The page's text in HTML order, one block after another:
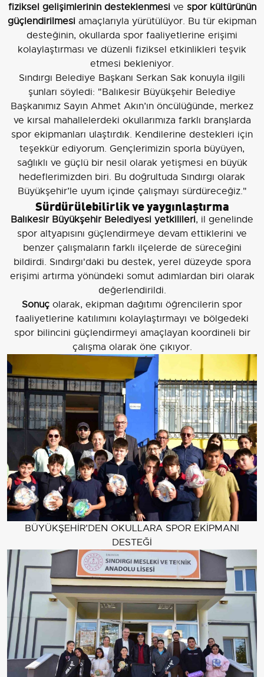
fiziksel gelişimlerinin desteklenmesive spor kültürünün
güçlendirilmesi amaçlarıyla yürütülüyor. Bu tür ekipman
desteğinin, okullarda spor faaliyetlerine erişimi
kolaylaştırması ve düzenli fiziksel etkinlikleri teşvik
etmesi bekleniyor.
Sındırgı Belediye Başkanı Serkan Sak konuyla ilgili
şunları söyledi: "Balıkesir Büyükşehir Belediye
Başkanımız Sayın Ahmet Akın’ın öncülüğünde, merkez
ve kırsal mahallelerdeki okullarımıza farklı branşlarda
spor ekipmanları ulaştırdık. Kendilerine destekleri için
teşekkür ediyorum. Gençlerimizin sporla büyüyen,
sağlıklı ve güçlü bir nesil olarak yetişmesi en büyük
hedeflerimizden biri. Bu doğrultuda Sındırgı olarak
Büyükşehir’le uyum içinde çalışmayı sürdüreceğiz."
Sürdürülebilirlik ve yaygınlaştırma
Balıkesir Büyükşehir Belediyesi yetkilileri, il genelinde
spor altyapısını güçlendirmeye devam ettiklerini ve
benzer çalışmaların farklı ilçelerde de süreceğini
bildirdi. Sındırgı'daki bu destek, yerel düzeyde spora
erişimi artırma yönündeki somut adımlardan biri olarak
değerlendirildi.
Sonuç olarak, ekipman dağıtımı öğrencilerin spor
faaliyetlerine katılımını kolaylaştırmayı ve bölgedeki
spor bilincini güçlendirmeyi amaçlayan koordineli bir
çalışma olarak öne çıkıyor.
BÜYÜKŞEHİR’DEN OKULLARA SPOR EKİPMANI
DESTEĞİ